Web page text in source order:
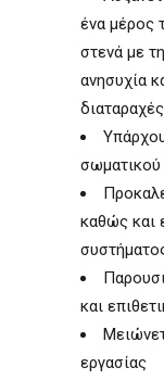
ένα μέρος
στενά με
ανησυχία
καθώς και
και
εργασίας